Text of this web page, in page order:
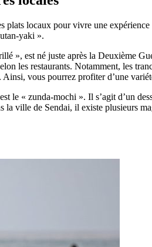
plats locaux pour vivre une
yaki ».
», est né juste après la Deuxième
les restaurants. Notamment, les
vous pourrez profiter d’une
le « zunda-mochi ». Il s’agit d’un
la ville de Sendai, il existe plusieurs